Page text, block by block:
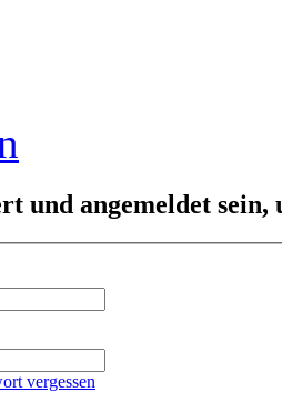
und angemeldet sein,
vergessen